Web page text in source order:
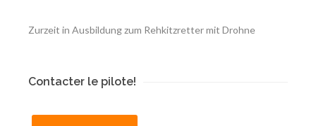
Zurzeit in Ausbildung zum Rehkitzretter mit Drohne
Contacter le pilote!